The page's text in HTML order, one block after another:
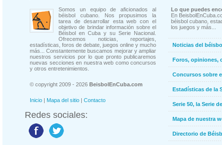
Somos un equipo de aficionados al
béisbol cubano. Nos propusimos la
tarea de desarrollar esta web con el
objetivo de brindar información sobre el
Béisbol en Cuba y su Serie Nacional.
Ofrecemos noticias, reportajes,
estadísticas, foros de debate, juegos online y mucho
más... Constantemente buscamos mejorar y ampliar
nuestros servicios por lo que pronto publicaremos
nuevas secciones en nuestra web como concursos
y otros entretenimientos.
© copyright 2009 - 2026 BeisbolEnCuba.com
Inicio | Mapa del sitio | Contacto
Redes sociales:
Lo que puedes
En
béisbol cubano,
los juegos y más...
Noticias del
Foros, opiniones,
Concursos sobre
Estadísticas de la
Serie 50, la Serie
Mapa de nuestra
Directorio de